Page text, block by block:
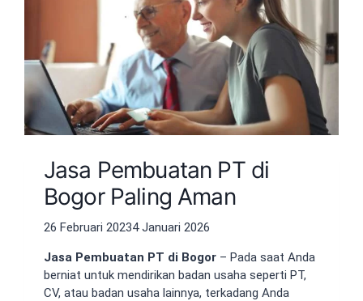
Jasa Pembuatan PT di
Bogor Paling Aman
26 Februari 20234 Januari 2026
Jasa Pembuatan PT di Bogor – Pada saat Anda
berniat untuk mendirikan badan usaha seperti PT,
CV, atau badan usaha lainnya, terkadang Anda